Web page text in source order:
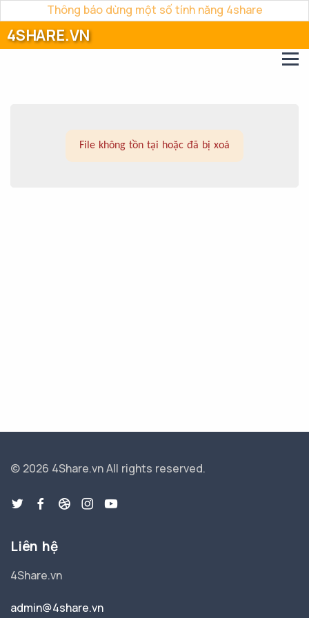
Thông báo dừng một số tính năng 4share
4SHARE.VN
File không tồn tại hoặc đã bị xoá
© 2026 4Share.vnAll rights reserved.
Liên hệ
4Share.vn
admin@4share.vn